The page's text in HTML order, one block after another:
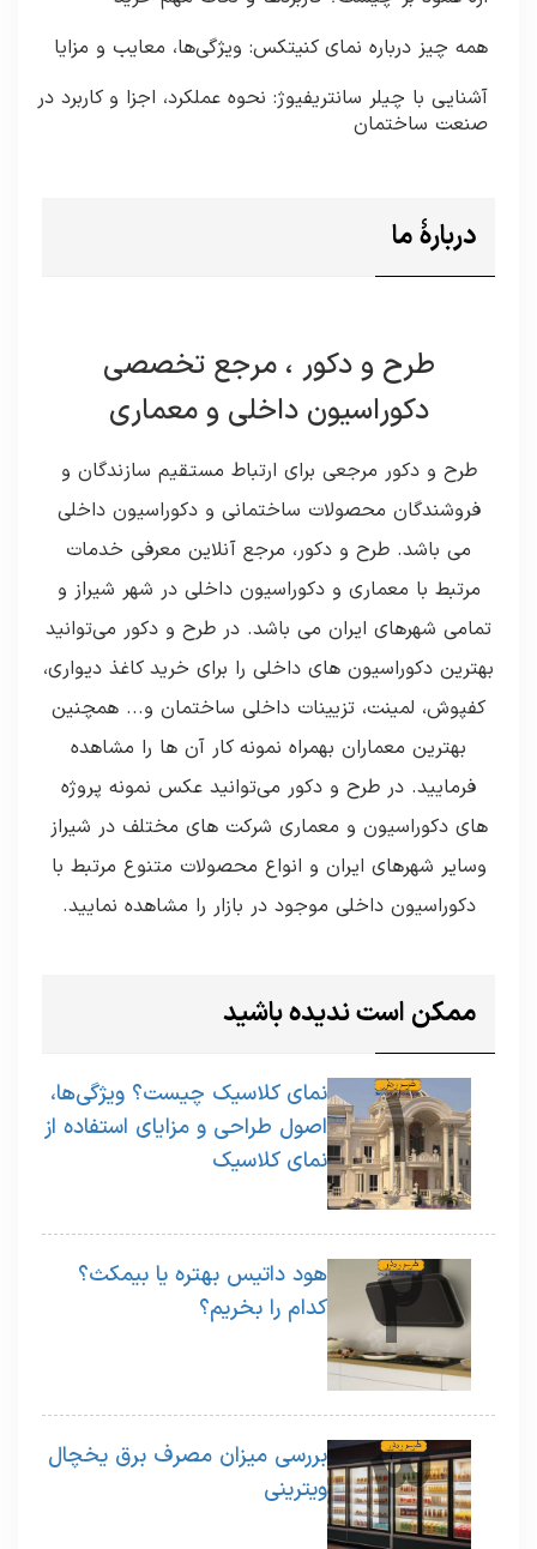
همه چیز درباره نمای کنیتکس: ویژگی‌ها، معایب و مزایا
آشنایی با چیلر سانتریفیوژ: نحوه عملکرد، اجزا و کاربرد در
صنعت ساختمان
دربارۀ ما
طرح و دکور ، مرجع تخصصی
دکوراسیون داخلی و معماری
طرح و دکور مرجعی برای ارتباط مستقیم سازندگان و
فروشندگان محصولات ساختمانی و دکوراسیون داخلی
می باشد. طرح و دکور، مرجع آنلاین معرفی خدمات
مرتبط با معماری و دکوراسیون داخلی در شهر شیراز و
تمامی شهرهای ایران می باشد. در طرح و دکور می‌توانید
بهترین دکوراسیون های داخلی را برای خرید کاغذ دیواری،
کفپوش، لمینت، تزیینات داخلی ساختمان و... همچنین
بهترین معماران بهمراه نمونه کار آن ها را مشاهده
فرمایید. در طرح و دکور می‌توانید عکس نمونه پروژه
های دکوراسیون و معماری شرکت های مختلف در شیراز
وسایر شهرهای ایران و انواع محصولات متنوع مرتبط با
دکوراسیون داخلی موجود در بازار را مشاهده نمایید.
ممکن است ندیده باشید
1
نمای کلاسیک چیست؟ ویژگی‌ها،
اصول طراحی و مزایای استفاده از
نمای کلاسیک
2
هود داتیس بهتره یا بیمکث؟
کدام را بخریم؟
3
بررسی میزان مصرف برق یخچال
ویترینی